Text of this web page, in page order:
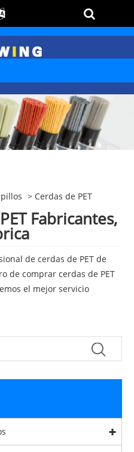
> Cerdas de PET
Fabricantes,
de cerdas de PET de
de comprar cerdas de PET
el mejor servicio